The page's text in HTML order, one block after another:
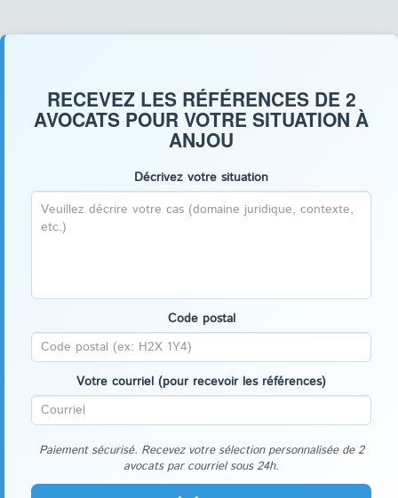
RECEVEZ LES RÉFÉRENCES DE 2
AVOCATS POUR VOTRE SITUATION À
ANJOU
Décrivez votre situation
Code postal
Votre courriel (pour recevoir les références)
Paiement sécurisé. Recevez votre sélection personnalisée de 2
avocats par courriel sous 24h.